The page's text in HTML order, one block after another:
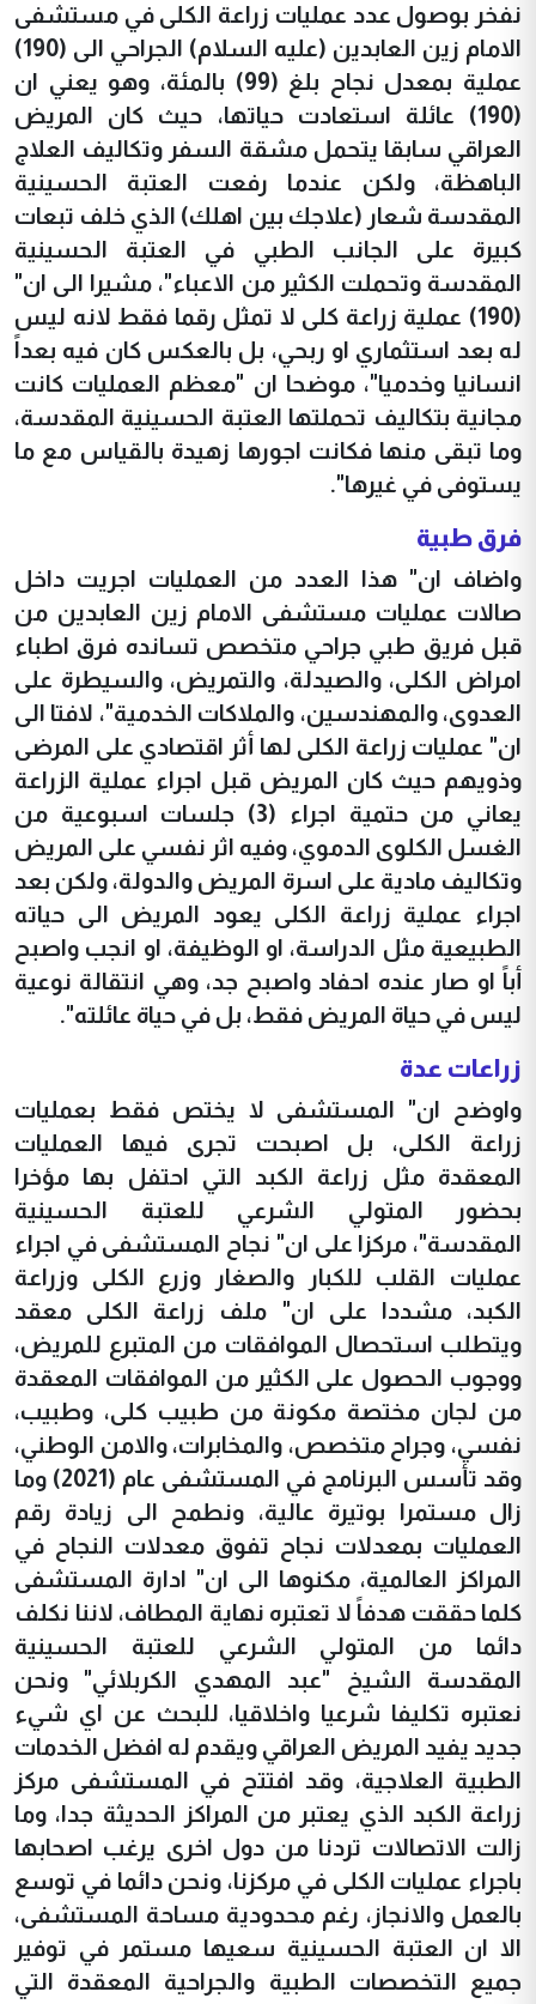
نفخر بوصول عدد عمليات زراعة الكلى في مستشفى
الامام زين العابدين (عليه السلام) الجراحي الى (190)
عملية بمعدل نجاح بلغ (99) بالمئة، وهو يعني ان
(190) عائلة استعادت حياتها، حيث كان المريض
العراقي سابقا يتحمل مشقة السفر وتكاليف العلاج
الباهظة، ولكن عندما رفعت العتبة الحسينية
المقدسة شعار (علاجك بين اهلك) الذي خلف تبعات
كبيرة على الجانب الطبي في العتبة الحسينية
المقدسة وتحملت الكثير من الاعباء"، مشيرا الى ان"
(190) عملية زراعة كلى لا تمثل رقما فقط لانه ليس
له بعد استثماري او ربحي، بل بالعكس كان فيه بعداً
انسانيا وخدميا"، موضحا ان "معظم العمليات كانت
مجانية بتكاليف تحملتها العتبة الحسينية المقدسة،
وما تبقى منها فكانت اجورها زهيدة بالقياس مع ما
يستوفى في غيرها".
فرق طبية
واضاف ان" هذا العدد من العمليات اجريت داخل
صالات عمليات مستشفى الامام زين العابدين من
قبل فريق طبي جراحي متخصص تسانده فرق اطباء
امراض الكلى، والصيدلة، والتمريض، والسيطرة على
العدوى، والمهندسين، والملاكات الخدمية"، لافتا الى
ان" عمليات زراعة الكلى لها أثر اقتصادي على المرضى
وذويهم حيث كان المريض قبل اجراء عملية الزراعة
يعاني من حتمية اجراء (3) جلسات اسبوعية من
الغسل الكلوى الدموي، وفيه اثر نفسي على المريض
وتكاليف مادية على اسرة المريض والدولة، ولكن بعد
اجراء عملية زراعة الكلى يعود المريض الى حياته
الطبيعية مثل الدراسة، او الوظيفة، او انجب واصبح
أباً او صار عنده احفاد واصبح جد، وهي انتقالة نوعية
ليس في حياة المريض فقط، بل في حياة عائلته".
زراعات عدة
واوضح ان" المستشفى لا يختص فقط بعمليات
زراعة الكلى، بل اصبحت تجرى فيها العمليات
المعقدة مثل زراعة الكبد التي احتفل بها مؤخرا
بحضور المتولي الشرعي للعتبة الحسينية
المقدسة"، مركزا على ان" نجاح المستشفى في اجراء
عمليات القلب للكبار والصغار وزرع الكلى وزراعة
الكبد، مشددا على ان" ملف زراعة الكلى معقد
ويتطلب استحصال الموافقات من المتبرع للمريض،
ووجوب الحصول على الكثير من الموافقات المعقدة
من لجان مختصة مكونة من طبيب كلى، وطبيب،
نفسي، وجراح متخصص، والمخابرات، والامن الوطني،
وقد تأسس البرنامج في المستشفى عام (2021) وما
زال مستمرا بوتيرة عالية، ونطمح الى زيادة رقم
العمليات بمعدلات نجاح تفوق معدلات النجاح في
المراكز العالمية، مكنوها الى ان" ادارة المستشفى
كلما حققت هدفاً لا تعتبره نهاية المطاف، لاننا نكلف
دائما من المتولي الشرعي للعتبة الحسينية
المقدسة الشيخ "عبد المهدي الكربلائي" ونحن
نعتبره تكليفا شرعيا واخلاقيا، للبحث عن اي شيء
جديد يفيد المريض العراقي ويقدم له افضل الخدمات
الطبية العلاجية، وقد افتتح في المستشفى مركز
زراعة الكبد الذي يعتبر من المراكز الحديثة جدا، وما
زالت الاتصالات تردنا من دول اخرى يرغب اصحابها
باجراء عمليات الكلى في مركزنا، ونحن دائما في توسع
بالعمل والانجاز، رغم محدودية مساحة المستشفى،
الا ان العتبة الحسينية سعيها مستمر في توفير
جميع التخصصات الطبية والجراحية المعقدة التي